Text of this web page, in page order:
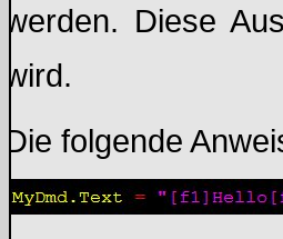
werden. Diese
wird.
Die folgende